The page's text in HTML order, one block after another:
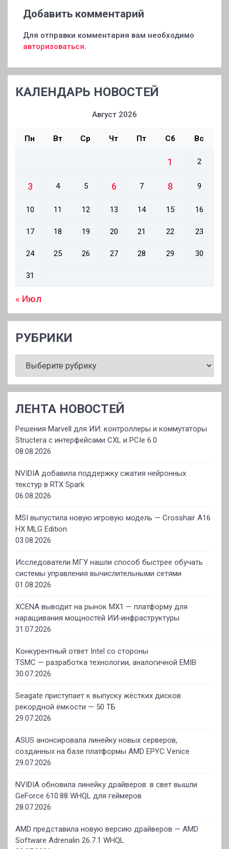
Добавить комментарий
Для отправки комментария вам необходимо
авторизоваться.
КАЛЕНДАРЬ НОВОСТЕЙ
Август 2026
Пн Вт Ср Чт Пт Сб Вс
1 2
3 4 5 6 7 8 9
10 11 12 13 14 15 16
17 18 19 20 21 22 23
24 25 26 27 28 29 30
31
« Июл
РУБРИКИ
ЛЕНТА НОВОСТЕЙ
Решения Marvell для ИИ: контроллеры и коммутаторы
Structera с интерфейсами CXL и PCIe 6.0
08.08.2026
NVIDIA добавила поддержку сжатия нейронных
текстур в RTX Spark
06.08.2026
MSI выпустила новую игровую модель — Crosshair A16
HX MLG Edition
03.08.2026
Исследователи МГУ нашли способ быстрее обучать
системы управления вычислительными сетями
01.08.2026
XCENA выводит на рынок MX1 — платформу для
наращивания мощностей ИИ‑инфраструктуры
31.07.2026
Конкурентный ответ Intel со стороны
TSMC — разработка технологии, аналогичной EMIB
30.07.2026
Seagate приступает к выпуску жёстких дисков
рекордной ёмкости — 50 ТБ
29.07.2026
ASUS анонсировала линейку новых серверов,
созданных на базе платформы AMD EPYC Venice
29.07.2026
NVIDIA обновила линейку драйверов: в свет вышли
GeForce 610.88 WHQL для геймеров
28.07.2026
AMD представила новую версию драйверов — AMD
Software Adrenalin 26.7.1 WHQL